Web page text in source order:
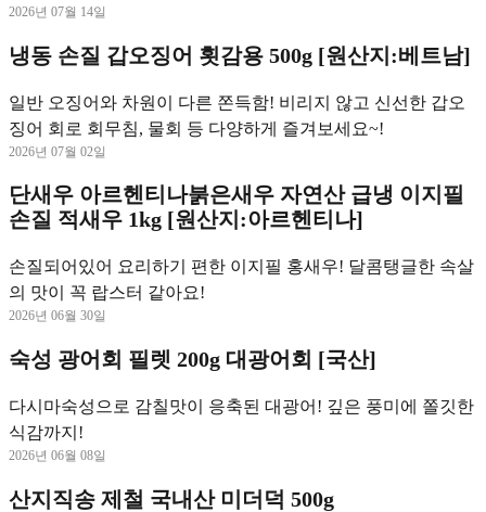
2026년 07월 14일
냉동 손질 갑오징어 횟감용 500g [원산지:베트남]
일반 오징어와 차원이 다른 쫀득함! 비리지 않고 신선한 갑오
징어 회로 회무침, 물회 등 다양하게 즐겨보세요~!
2026년 07월 02일
단새우 아르헨티나붉은새우 자연산 급냉 이지필
손질 적새우 1kg [원산지:아르헨티나]
손질되어있어 요리하기 편한 이지필 홍새우! 달콤탱글한 속살
의 맛이 꼭 랍스터 같아요!
2026년 06월 30일
숙성 광어회 필렛 200g 대광어회 [국산]
다시마숙성으로 감칠맛이 응축된 대광어! 깊은 풍미에 쫄깃한
식감까지!
2026년 06월 08일
산지직송 제철 국내산 미더덕 500g